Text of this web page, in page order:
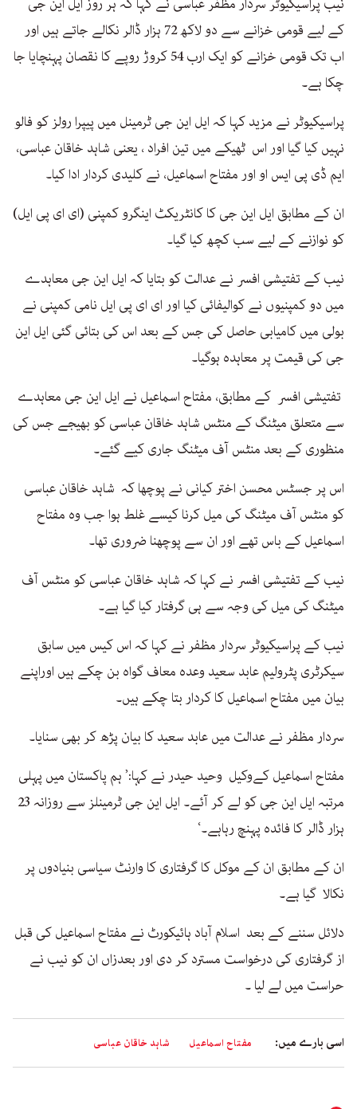
نیب پراسیکیوٹر سردار مظفر عباسی نے کہا کہ ہر روز ایل این جی
کے لیے قومی خزانے سے دو لاکھ 72 ہزار ڈالر نکالے جاتے ہیں اور
اب تک قومی خزانے کو ایک ارب 54 کروڑ روپے کا نقصان پہنچایا جا
چکا ہے۔
پراسیکیوٹر نے مزید کہا کہ ایل این جی ٹرمینل میں پیپرا رولز کو فالو
نہیں کیا گیا اور اس ٹھیکے میں تین افراد ، یعنی شاہد خاقان عباسی،
ایم ڈی پی ایس او اور مفتاح اسماعیل، نے کلیدی کردار ادا کیا۔
ان کے مطابق ایل این جی کا کانٹریکٹ اینگرو کمپنی (ای ای پی ایل)
کو نوازنے کے لیے سب کچھ کیا گیا۔
نیب کے تفتیشی افسر نے عدالت کو بتایا کہ ایل این جی معاہدے
میں دو کمپنیوں نے کوالیفائی کیا اور ای ای پی ایل نامی کمپنی نے
بولی میں کامیابی حاصل کی جس کے بعد اس کی بتائی گئی ایل این
جی کی قیمت پر معاہدہ ہوگیا۔
تفتیشی افسر کے مطابق، مفتاح اسماعیل نے ایل این جی معاہدے
سے متعلق میٹنگ کے منٹس شاہد خاقان عباسی کو بھیجے جس کی
منظوری کے بعد منٹس آف میٹنگ جاری کیے گئے۔
اس پر جسٹس محسن اختر کیانی نے پوچھا کہ شاہد خاقان عباسی
کو منٹس آف میٹنگ کی میل کرنا کیسے غلط ہوا جب وہ مفتاح
اسماعیل کے باس تھے اور ان سے پوچھنا ضروری تھا۔
نیب کے تفتیشی افسر نے کہا کہ شاہد خاقان عباسی کو منٹس آف
میٹنگ کی میل کی وجہ سے ہی گرفتار کیا گیا ہے۔
نیب کے پراسیکیوٹر سردار مظفر نے کہا کہ اس کیس میں سابق
سیکرٹری پٹرولیم عابد سعید وعدہ معاف گواہ بن چکے ہیں اوراپنے
بیان میں مفتاح اسماعیل کا کردار بتا چکے ہیں۔
سردار مظفر نے عدالت میں عابد سعید کا بیان پڑھ کر بھی سنایا۔
مفتاح اسماعیل کےوکیل وحید حیدر نے کہا:’ ہم پاکستان میں پہلی
مرتبہ ایل این جی کو لے کر آئے۔ ایل این جی ٹرمینلز سے روزانہ 23
ہزار ڈالر کا فائدہ پہنچ رہاہے۔‘
ان کے مطابق ان کے موکل کا گرفتاری کا وارنٹ سیاسی بنیادوں پر
نکالا گیا ہے۔
دلائل سننے کے بعد اسلام آباد ہائیکورٹ نے مفتاح اسماعیل کی قبل
از گرفتاری کی درخواست مسترد کر دی اور بعدزاں ان کو نیب نے
حراست میں لے لیا ۔
اسی بارے میں: مفتاح اسماعیل شاہد خاقان عباسی